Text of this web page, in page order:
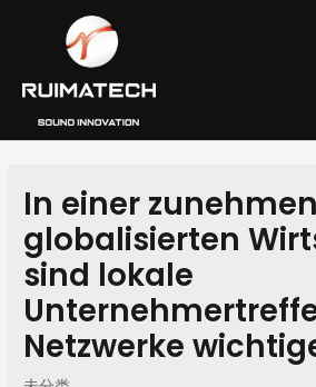
In einer
globalisierten
sind lokale
Netzwerke
navigation